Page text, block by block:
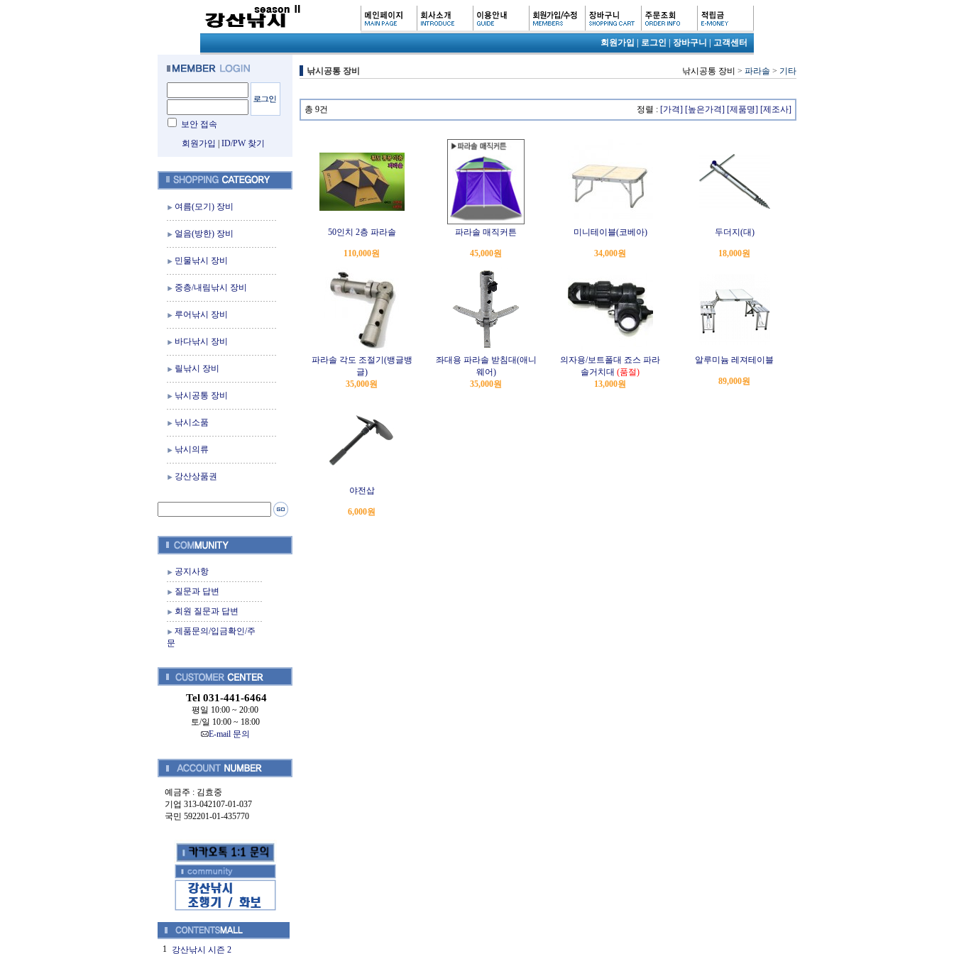
회원가입 로그인 장바구니 고객센터
보안 접속
회원가입
ID/PW 찾기
여름(모기) 장비
얼음(방한) 장비
민물낚시 장비
중층/내림낚시 장비
루어낚시 장비
바다낚시 장비
릴낚시 장비
낚시공통 장비
낚시소품
낚시의류
강산상품권
공지사항
질문과 답변
회원 질문과 답변
제품문의/입금확인/주
문
Tel 031-441-6464
평일 10:00 ~ 20:00
토/일 10:00 ~ 18:00
E-mail 문의
예금주 : 김효중
기업 313-042107-01-037
국민 592201-01-435770
1 강산낚시 시즌 2
낚시공통 장비 낚시공통 장비 > 파라솔 > 기타
총 9건 정렬 : [가격] [높은가격] [제품명] [제조사]
50인치 2층 파라솔
110,000원
파라솔 매직커튼
45,000원
미니테이블(코베아)
34,000원
두더지(대)
18,000원
파라솔 각도 조절기(뱅글뱅
글)
35,000원
좌대용 파라솔 받침대(애니
웨어)
35,000원
의자용/보트폴대 죠스 파라
솔거치대 (품절)
13,000원
알루미늄 레져테이블
89,000원
야전삽
6,000원